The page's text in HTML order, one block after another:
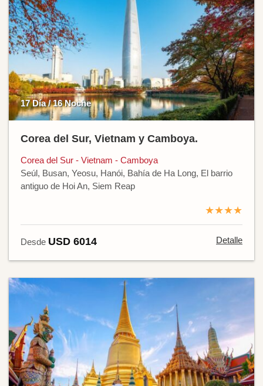
17 Día / 16 Noche
Corea del Sur, Vietnam y Camboya.
Corea del Sur - Vietnam - Camboya
Seúl, Busan, Yeosu, Hanói, Bahía de Ha Long, El barrio
antiguo de Hoi An, Siem Reap
★★★★
Desde USD 6014 Detalle